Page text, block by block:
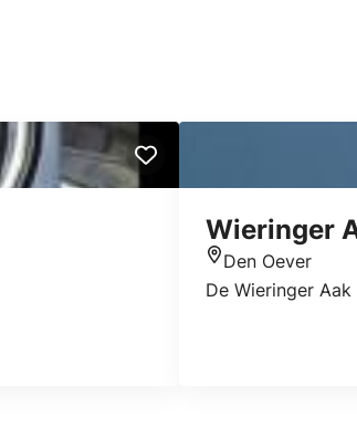
Wieringer
Standort
Den Oever
De Wieringer